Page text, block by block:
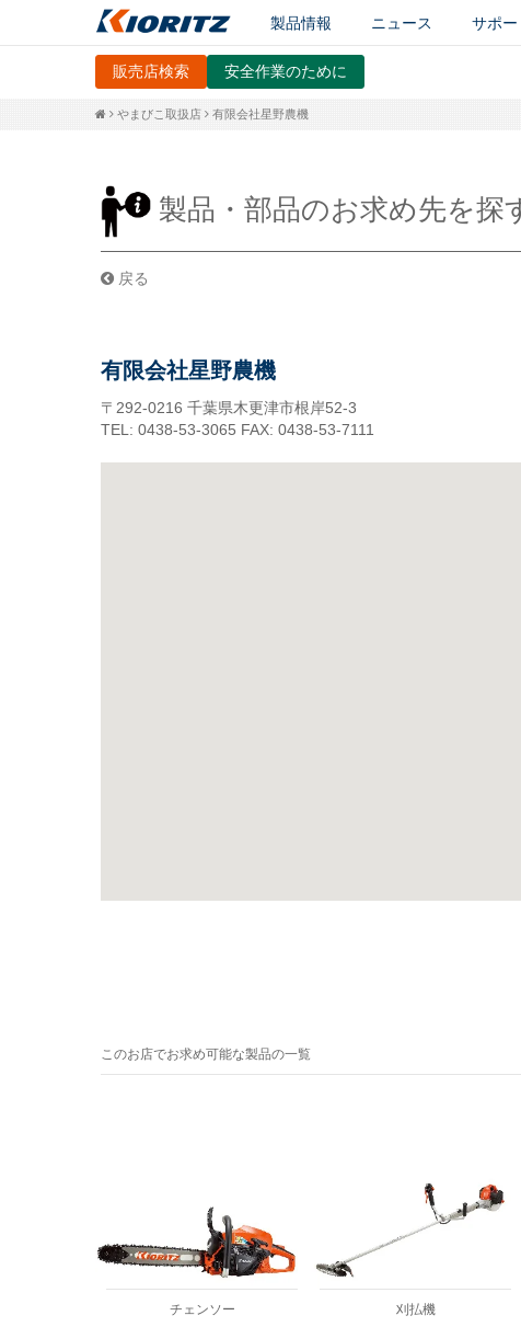
製品情報 ニュース サポ
販売店検索 安全作業のために
やまびこ取扱店 有限会社星野農機
製品・部品のお求め先を探
戻る
有限会社星野農機
〒292-0216 千葉県木更津市根岸52-3
TEL: 0438-53-3065 FAX: 0438-53-7111
このお店でお求め可能な製品の一覧
チェンソー 刈払機